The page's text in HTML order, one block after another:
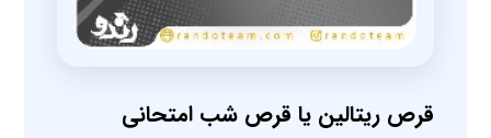
قرص ریتالین یا قرص شب امتحانی